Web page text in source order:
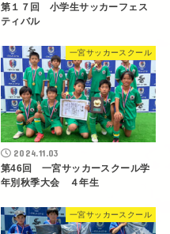
第１７回 小学生サッカーフェス
ティバル
一宮サッカースクール
2024.11.03
第46回 一宮サッカースクール学
年別秋季大会 ４年生
一宮サッカースクール